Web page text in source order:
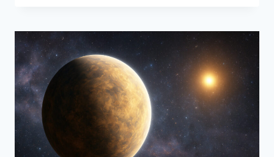
–
WAS
IST
WEIT
DRAUSSEN I
N U
NSEREM S
ONNENSYSTEM?